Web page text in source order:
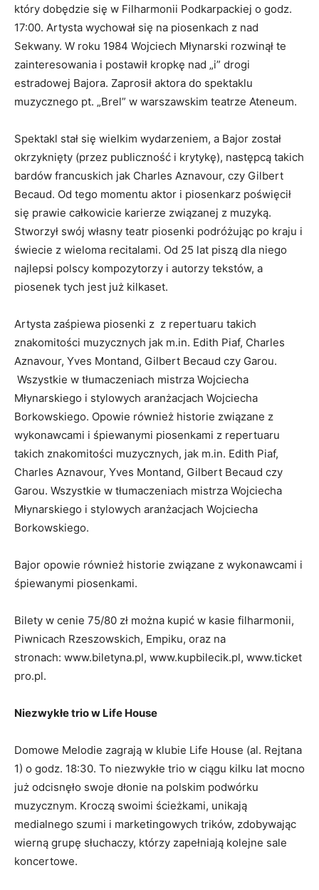
który dobędzie się w Filharmonii Podkarpackiej o godz.
17:00. Artysta wychował się na piosenkach z nad
Sekwany. W roku 1984 Wojciech Młynarski rozwinął te
zainteresowania i postawił kropkę nad „i” drogi
estradowej Bajora. Zaprosił aktora do spektaklu
muzycznego pt. „Brel” w warszawskim teatrze Ateneum.
Spektakl stał się wielkim wydarzeniem, a Bajor został
okrzyknięty (przez publiczność i krytykę), następcą takich
bardów francuskich jak Charles Aznavour, czy Gilbert
Becaud. Od tego momentu aktor i piosenkarz poświęcił
się prawie całkowicie karierze związanej z muzyką.
Stworzył swój własny teatr piosenki podróżując po kraju i
świecie z wieloma recitalami. Od 25 lat piszą dla niego
najlepsi polscy kompozytorzy i autorzy tekstów, a
piosenek tych jest już kilkaset.
Artysta zaśpiewa piosenki z z repertuaru takich
znakomitości muzycznych jak m.in. Edith Piaf, Charles
Aznavour, Yves Montand, Gilbert Becaud czy Garou.
Wszystkie w tłumaczeniach mistrza Wojciecha
Młynarskiego i stylowych aranżacjach Wojciecha
Borkowskiego. Opowie również historie związane z
wykonawcami i śpiewanymi piosenkami z repertuaru
takich znakomitości muzycznych, jak m.in. Edith Piaf,
Charles Aznavour, Yves Montand, Gilbert Becaud czy
Garou. Wszystkie w tłumaczeniach mistrza Wojciecha
Młynarskiego i stylowych aranżacjach Wojciecha
Borkowskiego.
Bajor opowie również historie związane z wykonawcami i
śpiewanymi piosenkami.
Bilety w cenie 75/80 zł można kupić w kasie filharmonii,
Piwnicach Rzeszowskich, Empiku, oraz na
stronach: www.biletyna.pl, www.kupbilecik.pl, www.ticket
pro.pl.
Niezwykłe trio w Life House
Domowe Melodie zagrają w klubie Life House (al. Rejtana
1) o godz. 18:30. To niezwykłe trio w ciągu kilku lat mocno
już odcisnęło swoje dłonie na polskim podwórku
muzycznym. Kroczą swoimi ścieżkami, unikają
medialnego szumi i marketingowych trików, zdobywając
wierną grupę słuchaczy, którzy zapełniają kolejne sale
koncertowe.